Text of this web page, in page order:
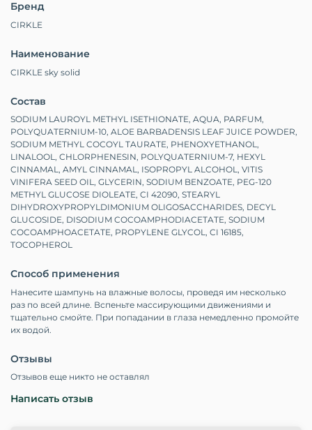
содержит сульфатов и мыла, не тестируется на животных,
подходит для веганов и имеет полностью перерабатываемую
упаковку. Твердое состояние лучше обеспечивает сохранность
расход.
Бренд
CIRKLE
Наименование
CIRKLE sky solid
Состав
SODIUM LAUROYL METHYL ISETHIONATE, AQUA, PARFUM,
POLYQUATERNIUM-10, ALOE BARBADENSIS LEAF JUICE POWDER,
SODIUM METHYL COCOYL TAURATE, PHENOXYETHANOL,
LINALOOL, CHLORPHENESIN, POLYQUATERNIUM-7, HEXYL
CINNAMAL, AMYL CINNAMAL, ISOPROPYL ALCOHOL, VITIS
VINIFERA SEED OIL, GLYCERIN, SODIUM BENZOATE, PEG-120
METHYL GLUCOSE DIOLEATE, CI 42090, STEARYL
DIHYDROXYPROPYLDIMONIUM OLIGOSACCHARIDES, DECYL
GLUCOSIDE, DISODIUM COCOAMPHODIACETATE, SODIUM
COCOAMPHOACETATE, PROPYLENE GLYCOL, CI 16185,
TOCOPHEROL
Способ применения
Нанесите шампунь на влажные волосы, проведя им несколько
раз по всей длине. Вспеньте массирующими движениями и
тщательно смойте. При попадании в глаза немедленно промойте
их водой.
Отзывы
Отзывов еще никто не оставлял
Написать отзыв